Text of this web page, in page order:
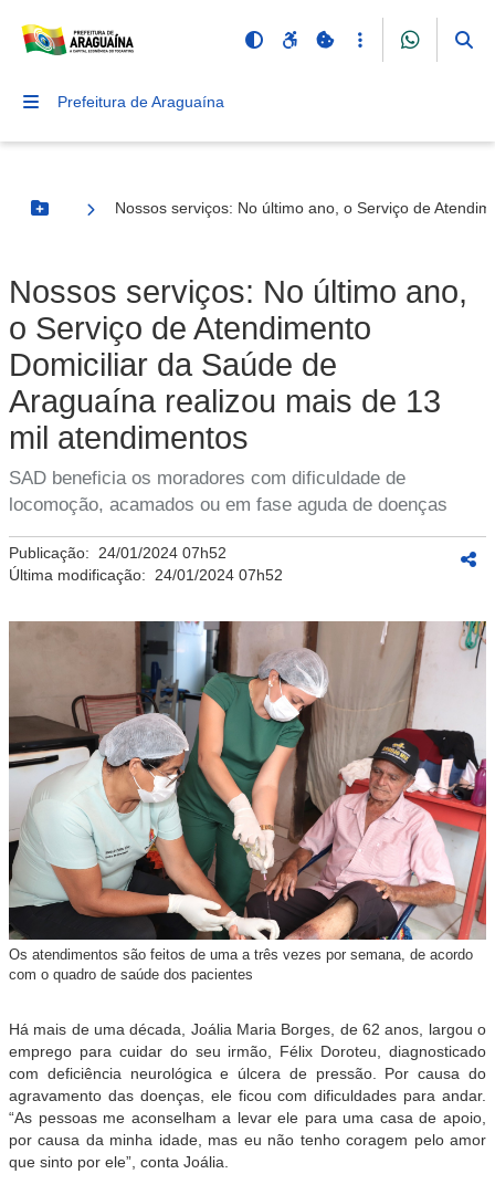
Prefeitura de Araguaína
Botão Menu
Nossos serviços: No último ano, o Serviço de
Nossos serviços: No último ano,
o Serviço de Atendimento
Domiciliar da Saúde de
Araguaína realizou mais de 13
mil atendimentos
SAD beneficia os moradores com dificuldade de
locomoção, acamados ou em fase aguda de doenças
Publicação: 24/01/2024 07h52
Última modificação: 24/01/2024 07h52
Os atendimentos são feitos de uma a três vezes por semana, de acordo
com o quadro de saúde dos pacientes
Há mais de uma década, Joália Maria Borges, de 62 anos, largou o
emprego para cuidar do seu irmão, Félix Doroteu, diagnosticado
com deficiência neurológica e úlcera de pressão. Por causa do
agravamento das doenças, ele ficou com dificuldades para andar.
“As pessoas me aconselham a levar ele para uma casa de apoio,
por causa da minha idade, mas eu não tenho coragem pelo amor
que sinto por ele”, conta Joália.